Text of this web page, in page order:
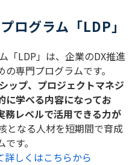
ログラム「LDP」
「LDP 」は、企業のDX推進
専門プログラムです。
ップ、プロジェクトマネジ
に学べる内容になってお
務レベルで活用できる力が
となる人材を短期間で育成
す。
詳しくはこちらから